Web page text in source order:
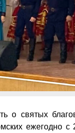
о святых
ежегодно с